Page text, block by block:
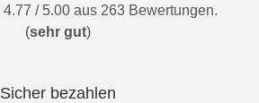
4.77 / 5.00 aus 263 Bewertungen.
(sehr gut)
Sicher bezahlen